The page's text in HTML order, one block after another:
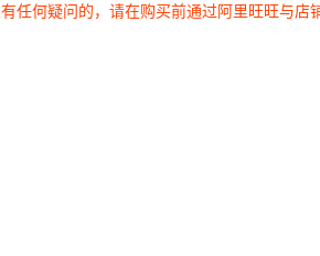
何疑问的，请在购买前通过阿里旺旺与